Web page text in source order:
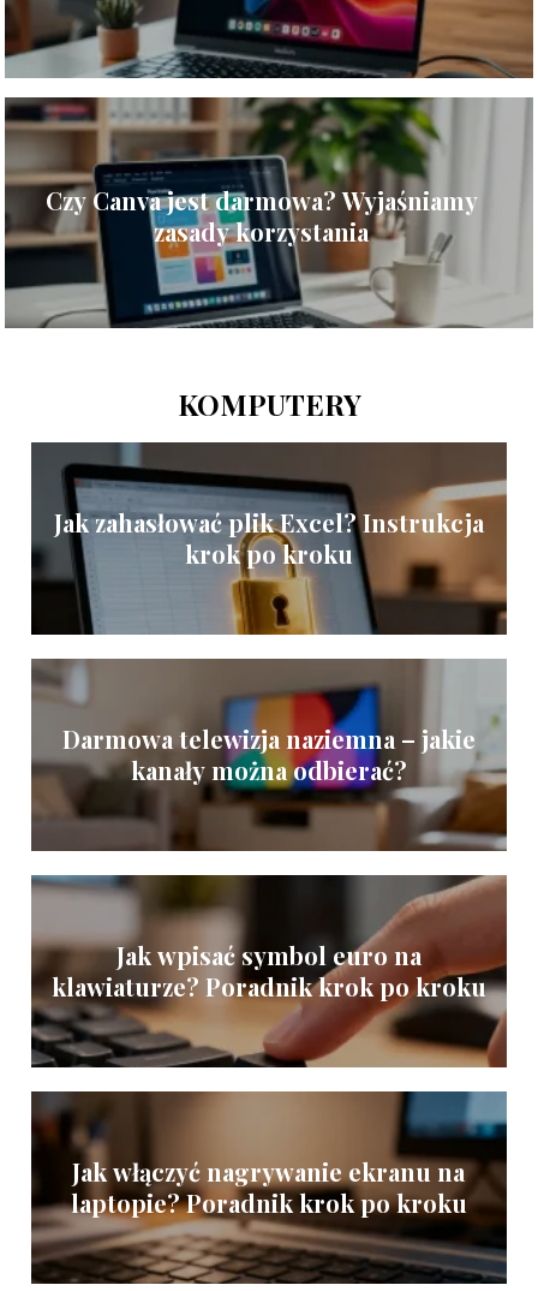
Czy Canva jest darmowa? Wyjaśniamy
zasady korzystania
KOMPUTERY
Jak zahasłować plik Excel? Instrukcja
krok po kroku
Darmowa telewizja naziemna – jakie
kanały można odbierać?
Jak wpisać symbol euro na
klawiaturze? Poradnik krok po kroku
Jak włączyć nagrywanie ekranu na
laptopie? Poradnik krok po kroku